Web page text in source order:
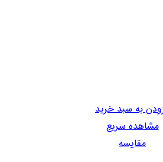
به سبد خرید
مشاهده سریع
مقایسه